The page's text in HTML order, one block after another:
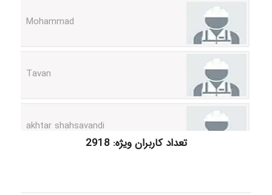
kimiya zirakpoor تعداد کاربران ویژه: 2918